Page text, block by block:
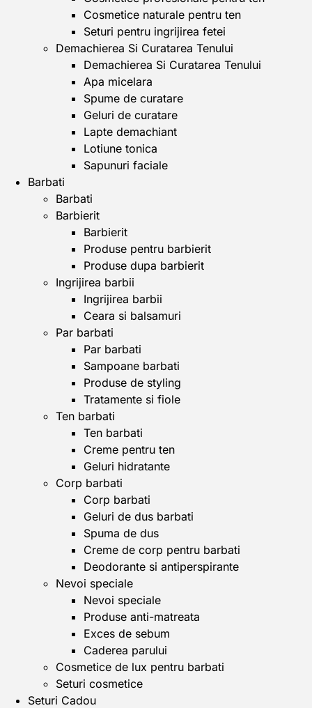
Cosmetice naturale pentru ten
Seturi pentru ingrijirea fetei
Demachierea Si Curatarea Tenului
Demachierea Si Curatarea Tenului
Apa micelara
Spume de curatare
Geluri de curatare
Lapte demachiant
Lotiune tonica
Sapunuri faciale
Barbati
Barbati
Barbierit
Barbierit
Produse pentru barbierit
Produse dupa barbierit
Ingrijirea barbii
Ingrijirea barbii
Ceara si balsamuri
Par barbati
Par barbati
Sampoane barbati
Produse de styling
Tratamente si fiole
Ten barbati
Ten barbati
Creme pentru ten
Geluri hidratante
Corp barbati
Corp barbati
Geluri de dus barbati
Spuma de dus
Creme de corp pentru barbati
Deodorante si antiperspirante
Nevoi speciale
Nevoi speciale
Produse anti-matreata
Exces de sebum
Caderea parului
Cosmetice de lux pentru barbati
Seturi cosmetice
Seturi Cadou